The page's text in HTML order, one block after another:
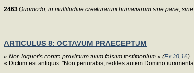
2463 Quomodo, in multitudine creaturarum humanarum sine pane,
ARTICULUS 8: OCTAVUM PRAECEPTUM
« Non loqueris contra proximum tuum falsum testimonium » (Ex 20,16).
« Dictum est antiquis: "Non periurabis; reddes autem Domino